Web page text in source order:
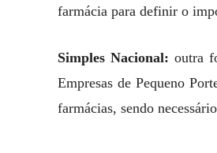
farmácia para definir o
Simples Nacional: outra
Empresas de Pequeno
farmácias, sendo